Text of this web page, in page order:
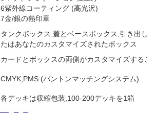
6紫外線コーティング (高光沢)
7金/銀の熱印章
タンクボックス,蓋とベースボックス,引き出し
たはあなたのカスタマイズされたボックス
カードとボックスの両側がカスタマイズするこ
CMYK,PMS (パントンマッチングシステム)
各デッキは収縮包装,100-200デッキを1箱